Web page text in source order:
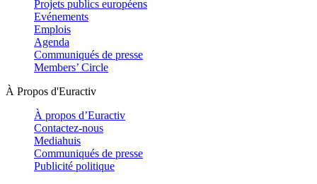
Projets publics européens
Evénements
Emplois
Agenda
Communiqués de presse
Members’ Circle
À Propos d'Euractiv
À propos d’Euractiv
Contactez-nous
Mediahuis
Communiqués de presse
Publicité politique